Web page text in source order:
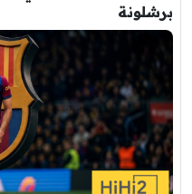
برشلونة